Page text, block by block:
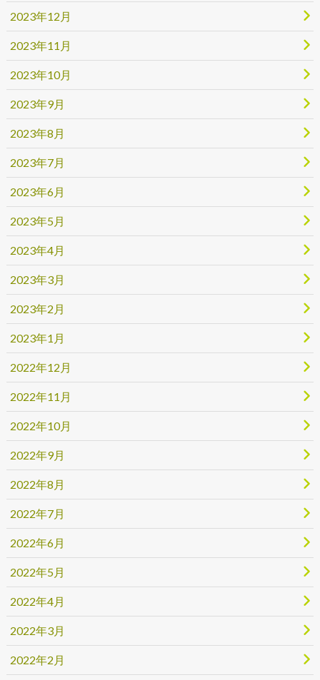
2023年12月
2023年11月
2023年10月
2023年9月
2023年8月
2023年7月
2023年6月
2023年5月
2023年4月
2023年3月
2023年2月
2023年1月
2022年12月
2022年11月
2022年10月
2022年9月
2022年8月
2022年7月
2022年6月
2022年5月
2022年4月
2022年3月
2022年2月